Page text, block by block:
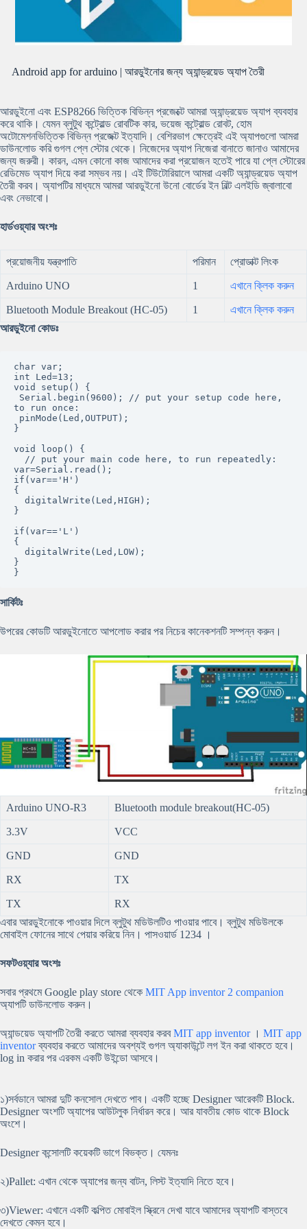
Android app for arduino | আরডুইনোর জন্য অ্যান্ড্রয়েড অ্যাপ তৈরী
আরডুইনো এবং ESP8266 ভিত্তিক বিভিন্ন প্রজেক্টে আমরা অ্যান্ড্রয়েড অ্যাপ ব্যবহার
করে থাকি। যেমন ব্লুটুথ কন্ট্রোল্ড রোবটিক কার, ভয়েজ কন্ট্রোল্ড রোবট, হোম
অটোমেশনভিত্তিক বিভিন্ন প্রজেক্ট ইত্যাদি। বেশিরভাগ ক্ষেত্রেই এই অ্যাপগুলো আমরা
ডাউনলোড করি গুগল প্লে স্টোর থেকে। নিজেদের অ্যাপ নিজেরা বানাতে জানাও আমাদের
জন্য জরুরী। কারন, এমন কোনো কাজ আমাদের করা প্রয়োজন হতেই পারে যা প্লে স্টোরের
রেডিমেড অ্যাপ দিয়ে করা সম্ভব নয়। এই টিউটোরিয়ালে আমরা একটি অ্যান্ড্রয়েড অ্যাপ
তৈরী করব। অ্যাপটির মাধ্যমে আমরা আরডুইনো উনো বোর্ডের ইন বিল্ট এলইডি জ্বালাবো
এবং নেভাবো।
হার্ডওয়্যার অংশঃ
প্রয়োজনীয় যন্ত্রপাতি পরিমান প্রোডাক্ট লিংক
Arduino UNO 1 এখানে ক্লিক করুন
Bluetooth Module Breakout (HC-05) 1
এখানে ক্লিক করুন
আরডুইনো কোডঃ
char var;
int Led=13;
void setup() {
to run once:
}
void loop() {
var=Serial.read();
if(var=='H')
{
}
if(var=='L')
{
}
}
সার্কিটঃ
উপরের কোডটি আরডুইনোতে আপলোড করার পর নিচের কানেকশনটি সম্পন্ন করুন।
Arduino UNO-R3 Bluetooth module breakout(HC-05)
3.3V VCC
GND GND
RX TX
TX
RX
এবার আরডুইনোকে পাওয়ার দিলে ব্লুটুথ মডিউলটিও পাওয়ার পাবে। ব্লুটুথ মডিউলকে
মোবাইল ফোনের সাথে পেয়ার করিয়ে নিন। পাসওয়ার্ড 1234 ।
সফটওয়্যার অংশঃ
সবার প্রথমে Google play store থেকে MIT App inventor 2 companion
অ্যাপটি ডাউনলোড করুন।
অ্যান্ডয়েড অ্যাপটি তৈরী করতে আমরা ব্যবহার করবMIT app inventor । MIT app
inventorব্যবহার করতে আমাদের অবশ্যই গুগল অ্যাকাউন্টে লগ ইন করা থাকতে হবে।
log in করার পর এরকম একটি উইন্ডো আসবে।
১)সর্বডানে আমরা দুটি কনসোল দেখতে পাব। একটি হচ্ছে Designer আরেকটি Block.
Designer অংশটি অ্যাপের আউটলুক নির্ধারন করে। আর যাবতীয় কোড থাকে Block
অংশে।
Designer কন্সোলটি কয়েকটি ভাগে বিভক্ত। যেমনঃ
২)Pallet: এখান থেকে অ্যাপের জন্য বাটন, লিস্ট ইত্যাদি নিতে হবে।
৩)Viewer: এখানে একটি কল্পিত মোবাইল স্ক্রিনে দেখা যাবে আমাদের অ্যাপটি বাস্তবে
দেখতে কেমন হবে।